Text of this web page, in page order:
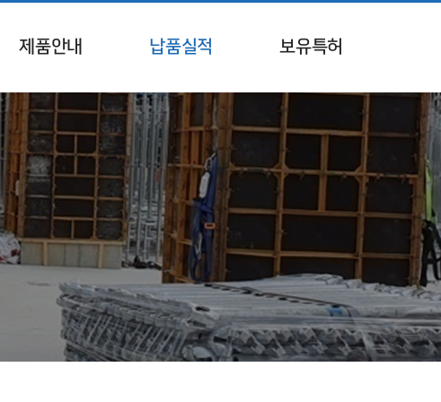
제품안내
일반 가설재
시스템 비계
시스템 서포트
납품실적 보유특허